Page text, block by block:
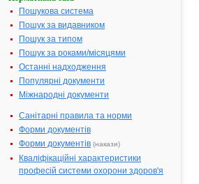
Пошукова система
Пошук за видавником
Пошук за типом
Пошук за роками/місяцями
Останні надходження
Популярні документи
Міжнародні документи
Санітарні правила та норми
Форми документів
Форми документів (накази)
Кваліфікаційні характеристики
професій системи охорони здоров'я